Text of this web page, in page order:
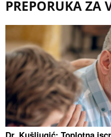
PREPORUKA ZA